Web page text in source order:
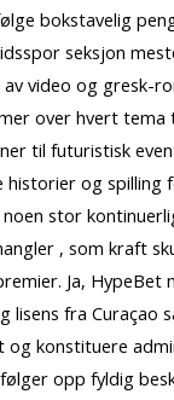
bokstavelig
seksjon
video og gresk-
over hvert tema
til futuristisk
historier og spilling
stor
, som kraft
Ja, HypeBet
lisens fra Curaçao
og konstituere
opp fyldig